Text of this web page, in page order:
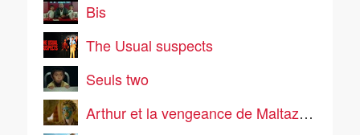
Bis
The Usual suspects
Seuls two
Arthur et la vengeance de Maltazard